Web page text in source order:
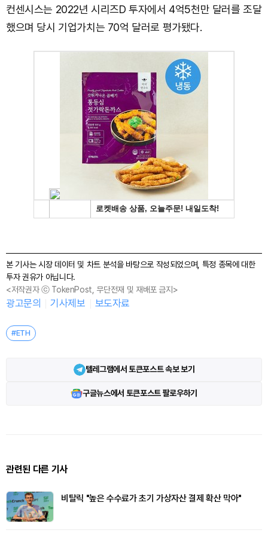
컨센시스는 2022년 시리즈D 투자에서 4억5천만 달러를 조달
했으며 당시 기업가치는 70억 달러로 평가됐다.
본 기사는 시장 데이터 및 차트 분석을 바탕으로 작성되었으며, 특정 종목에 대한
투자 권유가 아닙니다.
<저작권자 ⓒ TokenPost, 무단전재 및 재배포 금지>
광고문의 기사제보 보도자료
#ETH
텔레그램에서 토큰포스트 속보 보기
구글뉴스에서 토큰포스트 팔로우하기
관련된 다른 기사
비탈릭 "높은 수수료가 초기 가상자산 결제 확산 막아"